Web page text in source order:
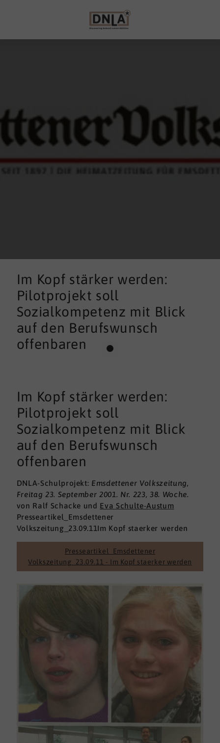
Im Kopf stärker werden:
Pilotprojekt soll
Sozialkompetenz mit Blick
auf den Berufswunsch
offenbaren
Im Kopf stärker werden:
Pilotprojekt soll
Sozialkompetenz mit Blick
auf den Berufswunsch
offenbaren
DNLA-Schulprojekt: Emsdettener Volkszeitung,
Freitag 23. September 2001. Nr. 223, 38. Woche.
von Ralf Schacke und Eva Schulte-Austum
Presseartikel_Emsdettener
Volkszeitung_23.09.11Im Kopf staerker werden
Presseartikel_Emsdettener
Volkszeitung_23.09.11 - Im Kopf staerker werden